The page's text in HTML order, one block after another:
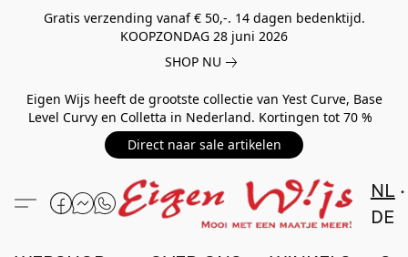
Gratis verzending vanaf € 50,-. 14 dagen bedenktijd.
KOOPZONDAG 28 juni 2026
SHOP NU
Eigen Wijs heeft de grootste collectie van Yest Curve, Base
Level Curvy en Colletta in Nederland. Kortingen tot 70 %
Direct naar sale artikelen
NL
DE